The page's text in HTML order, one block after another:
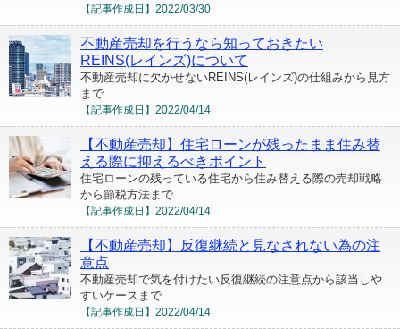
【記事作成日】 2022/03/30
不動産売却を行うなら知っておきたい
REINS(レインズ)について
不動産売却に欠かせないREINS(レインズ)の仕組みから見方
まで
【記事作成日】 2022/04/14
【不動産売却】住宅ローンが残ったまま住み替
える際に抑えるべきポイント
住宅ローンの残っている住宅から住み替える際の売却戦略
から節税方法まで
【記事作成日】 2022/04/14
【不動産売却】反復継続と見なされない為の注
意点
不動産売却で気を付けたい反復継続の注意点から該当しや
すいケースまで
【記事作成日】 2022/04/14